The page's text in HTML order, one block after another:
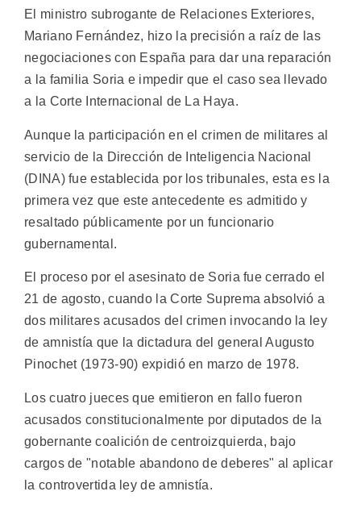
El ministro subrogante de Relaciones Exteriores,
Mariano Fernández, hizo la precisión a raíz de las
negociaciones con España para dar una reparación
a la familia Soria e impedir que el caso sea llevado
a la Corte Internacional de La Haya.
Aunque la participación en el crimen de militares al
servicio de la Dirección de Inteligencia Nacional
(DINA) fue establecida por los tribunales, esta es la
primera vez que este antecedente es admitido y
resaltado públicamente por un funcionario
gubernamental.
El proceso por el asesinato de Soria fue cerrado el
21 de agosto, cuando la Corte Suprema absolvió a
dos militares acusados del crimen invocando la ley
de amnistía que la dictadura del general Augusto
Pinochet (1973-90) expidió en marzo de 1978.
Los cuatro jueces que emitieron en fallo fueron
acusados constitucionalmente por diputados de la
gobernante coalición de centroizquierda, bajo
cargos de "notable abandono de deberes" al aplicar
la controvertida ley de amnistía.